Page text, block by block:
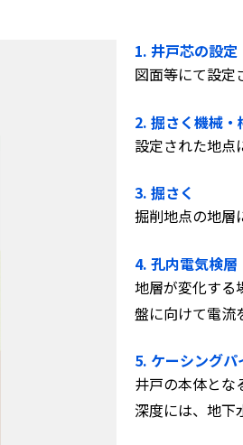
1. 井戸芯の設定
図面等にて設定
2. 掘さく機械・
設定された地点
3. 掘さく
掘削地点の地層
4. 孔内電気検層
地層が変化する
盤に向けて電流
5. ケーシングパ
井戸の本体とな
深度には、地下